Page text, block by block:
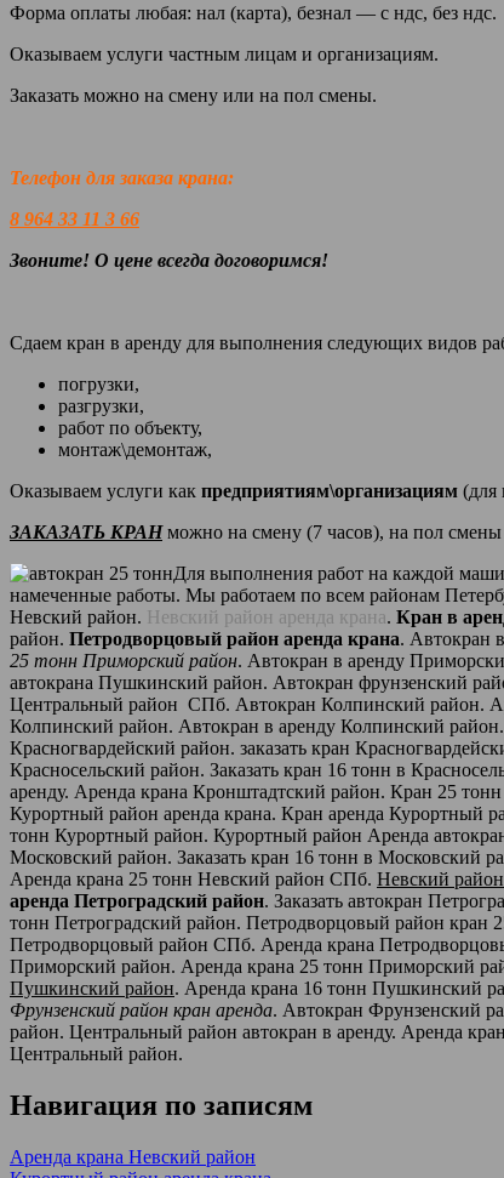
Форма оплаты любая: нал (карта), безнал — с ндс, без ндс.
Оказываем услуги частным лицам и организациям.
Заказать можно на смену или на пол смены.
Телефон для заказа крана:
8 964 33 11 3 66
Звоните! О цене всегда договоримся!
Сдаем кран в аренду для выполнения следующих видов
погрузки,
разгрузки,
работ по объекту,
монтаж\демонтаж,
Оказываем услуги как предприятиям\организациям (для
ЗАКАЗАТЬ КРАНможно на смену (7 часов), на пол смены
Для выполнения работ на каждой
намеченные работы. Мы работаем по всем районам
Невский район. Невский район аренда крана. Кран в
район. Петродворцовый район аренда крана. Автокран
25 тонн Приморский район. Автокран в аренду
автокрана Пушкинский район. Автокран фрунзенский
Центральный район СПб. Автокран Колпинский район.
Колпинский район. Автокран в аренду Колпинский
Красногвардейский район. заказать кран
Красносельский район. Заказать кран 16 тонн в
аренду. Аренда крана Кронштадтcкий район. Кран 25
Курортный район аренда крана. Кран аренда Курортный
тонн Курортный район. Курортный район Аренда
Московский район. Заказать кран 16 тонн в Московский
Аренда крана 25 тонн Невский район СПб. Невский
аренда Петроградский район. Заказать автокран
тонн Петроградский район. Петродворцовый район кран
Петродворцовый район СПб. Аренда крана
Приморский район. Аренда крана 25 тонн Приморский
Пушкинский район. Аренда крана 16 тонн Пушкинский
Фрунзенский район кран аренда. Автокран Фрунзенский
район. Центральный район автокран в аренду. Аренда
Центральный район.
Навигация по записям
Аренда крана Невский район